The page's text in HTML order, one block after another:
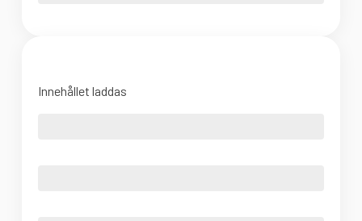
Innehållet laddas